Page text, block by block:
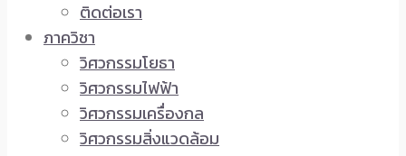
ติดต่อเรา
ภาควิชา
วิศวกรรมโยธา
วิศวกรรมไฟฟ้า
วิศวกรรมเครื่องกล
วิศวกรรมสิ่งแวดล้อม